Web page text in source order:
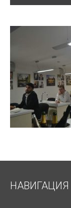
НАВИГАЦИЯ